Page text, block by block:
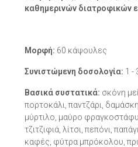
καθηµερινών διατροφικών
Μορφή: 60 κάψουλες
Συνιστώµενη δοσολογία: 1 -
Βασικά συστατικά: σκόνη
πορτοκάλι, παντζάρι,
μύρτιλο, μαύρο
τζιτζιφιά, λίτσι, πεπόνι,
καφές, φύτρα μπρόκολου,